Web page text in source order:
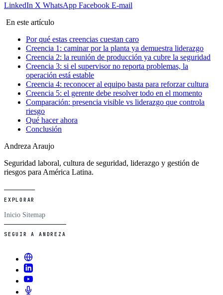
LinkedIn X WhatsApp Facebook E-mail
En este artículo
Por qué estas creencias cuestan caro
Creencia 1: caminar por la planta ya demuestra liderazgo
Creencia 2: la reunión de producción ya cubre la seguridad
Creencia 3: si el supervisor no reporta problemas, la
operación está estable
Creencia 4: reconocer al equipo basta para reforzar cultura
Creencia 5: el gerente debe resolver todo en el momento
Comparación: presencia visible vs liderazgo que controla
riesgo
Qué hacer ahora
Conclusión
Andreza Araujo
Seguridad laboral, cultura de seguridad, liderazgo y gestión de
riesgos para América Latina.
EXPLORAR
Inicio Sitemap
SEGUIR A ANDREZA